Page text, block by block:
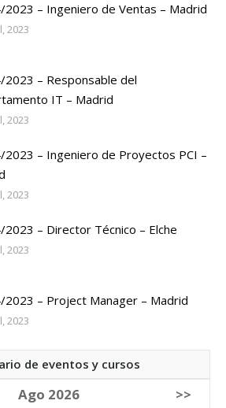
– Ingeniero de Ventas – Madrid
2023
– Responsable del
IT – Madrid
2023
– Ingeniero de Proyectos PCI –
2023
– Director Técnico – Elche
2023
– Project Manager – Madrid
2023
de eventos y cursos
Ago 2026 >>